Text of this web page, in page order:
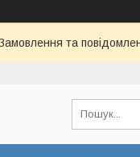
та